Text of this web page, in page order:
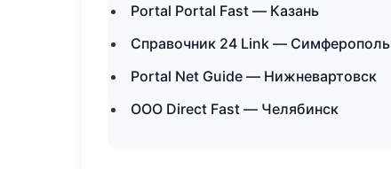
Portal Portal Fast — Казань
Справочник 24 Link — Симферополь
Portal Net Guide — Нижневартовск
ООО Direct Fast — Челябинск